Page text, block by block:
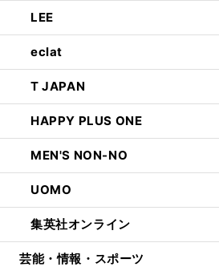
LEE
eclat
T JAPAN
HAPPY PLUS ONE
MEN'S NON-NO
UOMO
集英社オンライン
芸能・情報・スポーツ